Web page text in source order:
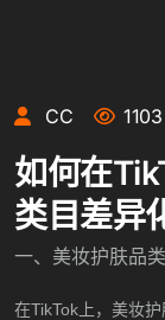
CC 1103
如何在
类目差异
一、美妆护肤品类
在TikTok上，美妆